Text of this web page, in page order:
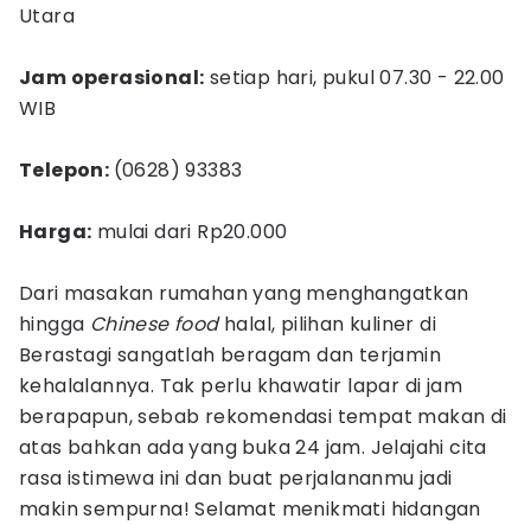
Utara
Jam operasional: setiap hari, pukul 07.30 - 22.00
WIB
Telepon: (0628) 93383
Harga: mulai dari Rp20.000
Dari masakan rumahan yang menghangatkan
hingga Chinese foodhalal, pilihan kuliner di
Berastagi sangatlah beragam dan terjamin
kehalalannya. Tak perlu khawatir lapar di jam
berapapun, sebab rekomendasi tempat makan di
atas bahkan ada yang buka 24 jam. Jelajahi cita
rasa istimewa ini dan buat perjalananmu jadi
makin sempurna! Selamat menikmati hidangan